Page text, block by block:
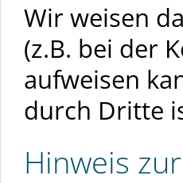
Wir weisen
(z.B. bei der
aufweisen
durch Dritte
Hinweis